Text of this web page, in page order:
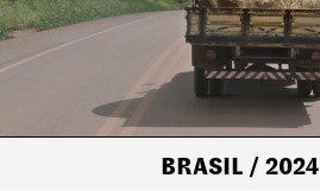
BRASIL / 2024